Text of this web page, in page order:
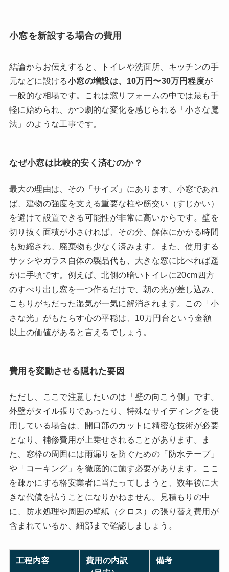
小窓を新設する場合の費用
結論からお伝えすると、トイレや洗面所、キッチンの手
元などに設ける小窓の増設は、10万円〜30万円程度が
一般的な相場です。これは窓リフォームの中では最も手
軽に始められ、かつ劇的な変化を感じられる「小さな魔
法」のような工事です。
なぜ小窓は比較的安く済むのか？
最大の理由は、その「サイズ」にあります。小窓であれ
ば、建物の強度を支える重要な柱や筋交い（すじかい）
を避けて設置できる可能性が非常に高いからです。壁を
切り抜く面積が小さければ、その分、解体にかかる時間
も短縮され、廃棄物も少なく済みます。また、使用する
サッシやガラス自体の製品代も、大きな窓に比べれば遥
かに手頃です。例えば、北側の暗いトイレに20cm四方
のすべり出し窓を一つ作るだけで、朝の光が差し込み、
こもりがちだった湿気が一気に解消されます。この「小
さな光」がもたらす心の平穏は、10万円台という金額
以上の価値があると言えるでしょう。
費用を変動させる隠れた要因
ただし、ここで注意したいのは「壁の向こう側」です。
外壁がタイル張りであったり、特殊なサイディングを使
用している場合は、開口部のカットに精密な技術が必要
となり、補修費用が上乗せされることがあります。ま
た、窓枠の周囲には雨漏りを防ぐための「防水テープ」
や「コーキング」を徹底的に施す必要があります。ここ
を疎かにする格安業者に当たってしまうと、数年後に大
きな代償を払うことになりかねません。見積もりの中
に、防水処理や周囲の壁紙（クロス）の張り替え費用が
含まれているか、細部まで確認しましょう。
工程内容
費用の内訳
備考